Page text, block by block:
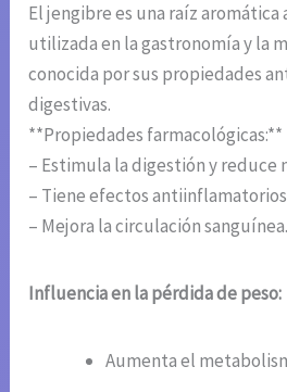
El jengibre es una raíz
utilizada en la gastronomía y la
conocida por sus propiedades
digestivas.
**Propiedades farmacológicas:**
– Estimula la digestión y reduce
– Tiene efectos
– Mejora la circulación sanguínea.
Influencia en la pérdida de peso:
Aumenta el